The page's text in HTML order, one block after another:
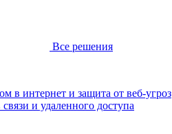
Все решения
в интернет и защита от веб-угроз
и удаленного доступа